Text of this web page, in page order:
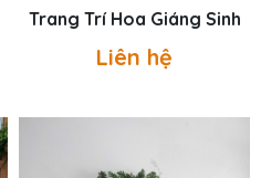
Trang Trí Hoa Giáng Sinh
Liên hệ